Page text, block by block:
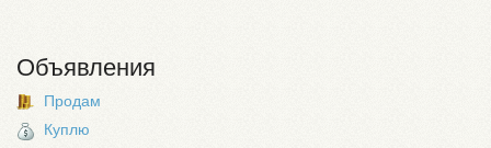
Объявления
Продам
Куплю